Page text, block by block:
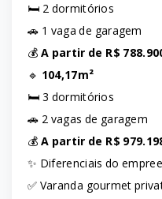
🛏️ 2 dormitórios
🚗 1 vaga de garagem
💰 A partir de R$
🔹 104,17m²
🛏️ 3 dormitórios
🚗 2 vagas de garagem
💰 A partir de R$
✨ Diferenciais do
✅ Varanda gourmet